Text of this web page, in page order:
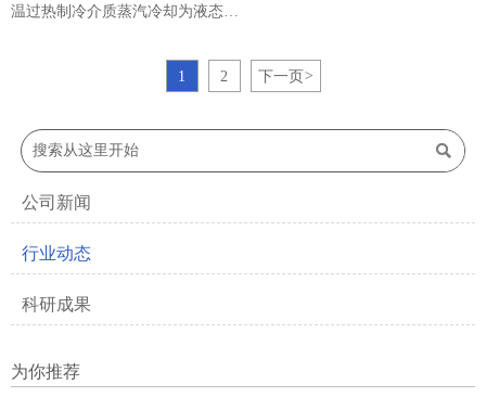
温过热制冷介质蒸汽冷却为液态。
器。而我国在近年也开始将蒸发式
冷凝器应用于各类制冷系统中，其
机组、氨制冷系统等。
1 2 下一页 >

公司新闻
行业动态
科研成果
为你推荐